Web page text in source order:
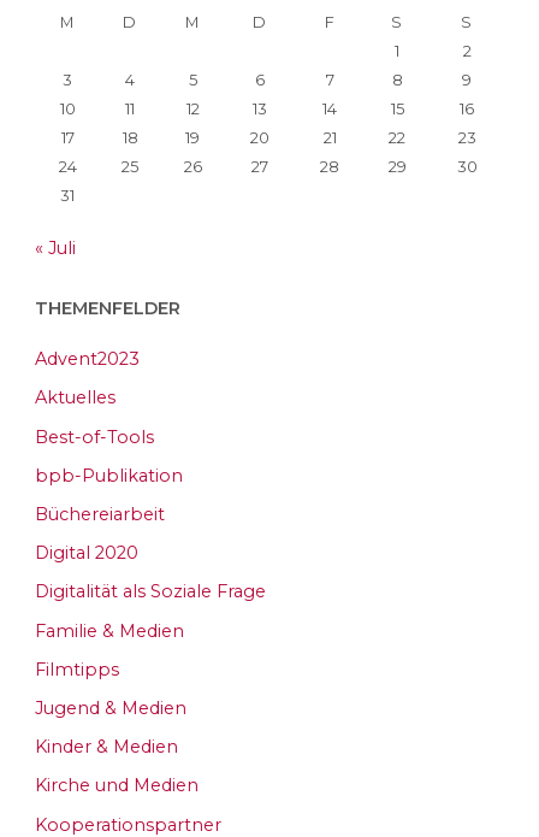
M
D M D F S
S
1
2
3
4 5 6 7 8
9
10
11 12 13 14 15
16
17
18 19 20 21 22
23
24
25 26 27 28 29
30
31
« Juli
THEMENFELDER
Advent2023
Aktuelles
Best-of-Tools
bpb-Publikation
Büchereiarbeit
Digital 2020
Digitalität als Soziale Frage
Familie & Medien
Filmtipps
Jugend & Medien
Kinder & Medien
Kirche und Medien
Kooperationspartner